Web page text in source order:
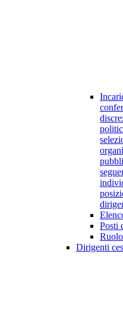
Posti
Dirigenti